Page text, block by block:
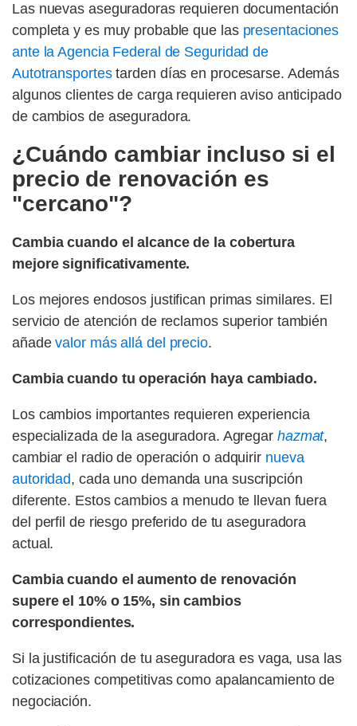
Las nuevas aseguradoras requieren documentación
completa y es muy probable que las presentaciones
ante la Agencia Federal de Seguridad de
Autotransportestarden días en procesarse. Además
algunos clientes de carga requieren aviso anticipado
de cambios de aseguradora.
¿Cuándo cambiar incluso si el
precio de renovación es
"cercano"?
Cambia cuando el alcance de la cobertura
mejore significativamente.
Los mejores endosos justifican primas similares. El
servicio de atención de reclamos superior también
añadevalor más allá del precio.
Cambia cuando tu operación haya cambiado.
Los cambios importantes requieren experiencia
especializada de la aseguradora. Agregar hazmat,
cambiar el radio de operación o adquirir nueva
autoridad, cada uno demanda una suscripción
diferente. Estos cambios a menudo te llevan fuera
del perfil de riesgo preferido de tu aseguradora
actual.
Cambia cuando el aumento de renovación
supere el 10% o 15%, sin cambios
correspondientes.
Si la justificación de tu aseguradora es vaga, usa las
cotizaciones competitivas como apalancamiento de
negociación.